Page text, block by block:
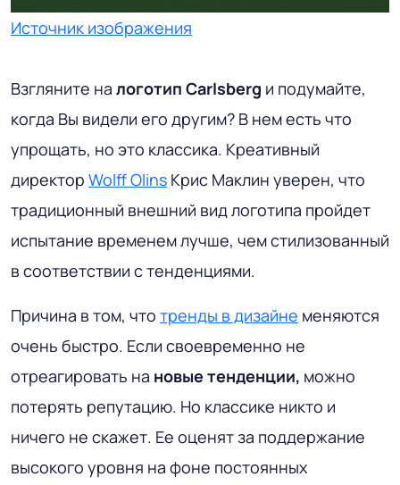
Источник изображения
Взгляните на логотип Carlsberg и подумайте,
когда Вы видели его другим? В нем есть что
упрощать, но это классика. Креативный
директор Wolff Olins Крис Маклин уверен, что
традиционный внешний вид логотипа пройдет
испытание временем лучше, чем стилизованный
в соответствии с тенденциями.
Причина в том, что тренды в дизайне меняются
очень быстро. Если своевременно не
отреагировать на новые тенденции, можно
потерять репутацию. Но классике никто и
ничего не скажет. Ее оценят за поддержание
высокого уровня на фоне постоянных